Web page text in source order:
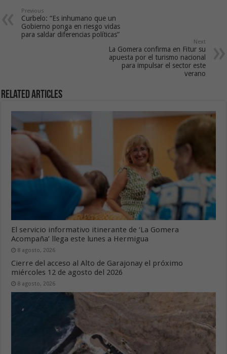
Previous
Curbelo: “Es inhumano que un
Gobierno ponga en riesgo vidas
para saldar diferencias políticas”
Next
La Gomera confirma en Fitur su
apuesta por el turismo nacional
para impulsar el sector este
verano
Related Articles
El servicio informativo itinerante de ‘La Gomera
Acompaña’ llega este lunes a Hermigua
8 agosto, 2026
Cierre del acceso al Alto de Garajonay el próximo
miércoles 12 de agosto del 2026
8 agosto, 2026